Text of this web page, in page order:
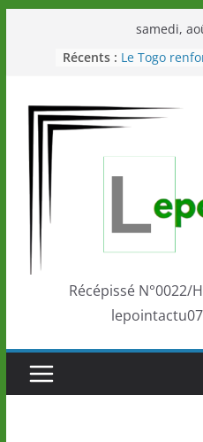
samedi,
Récents : Le Togo
Éléphants en
LOTO
marque de
la scène
Togo: Que
éducation et
Récépissé N°0022/